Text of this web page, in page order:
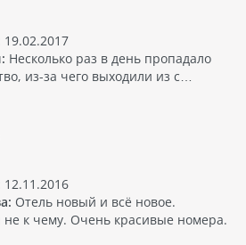
19.02.2017
Несколько раз в день пропадало
из-за чего выходили из с…
12.11.2016
Отель новый и всё новое.
не к чему. Очень красивые номера.